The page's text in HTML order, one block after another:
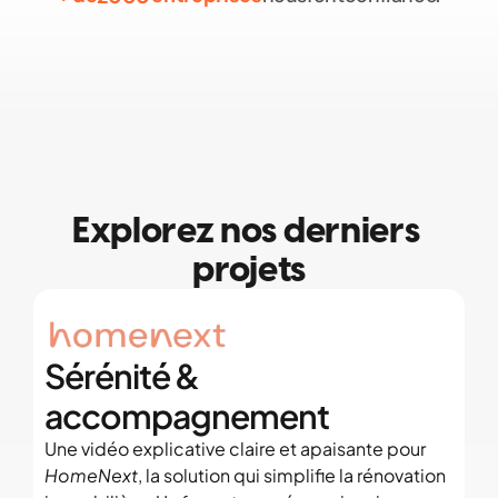
Explorez nos derniers
projets
Sérénité &
accompagnement
Une vidéo explicative claire et apaisante pour
HomeNext, la solution qui simplifie la rénovation